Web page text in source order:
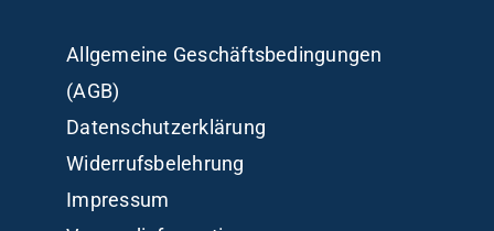
Allgemeine Geschäftsbedingungen
(AGB)
Datenschutzerklärung
Widerrufsbelehrung
Impressum